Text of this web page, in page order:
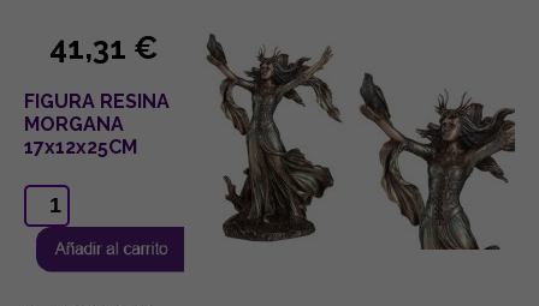
41,31 €
FIGURA RESINA
MORGANA
17x12x25CM